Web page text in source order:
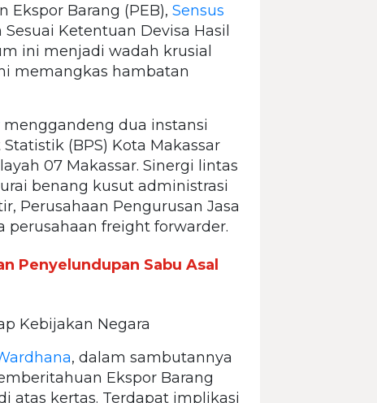
Ekspor Barang (PEB), Sensus
Ketentuan Devisa Hasil
ini menjadi wadah krusial
memangkas hambatan
menggandeng dua instansi
(BPS) Kota Makassar
07 Makassar. Sinergi lintas
benang kusut administrasi
Perusahaan Pengurusan Jasa
perusahaan freight forwarder.
Penyelundupan Sabu Asal
Kebijakan Negara
, dalam sambutannya
Ekspor Barang
atas kertas. Terdapat implikasi